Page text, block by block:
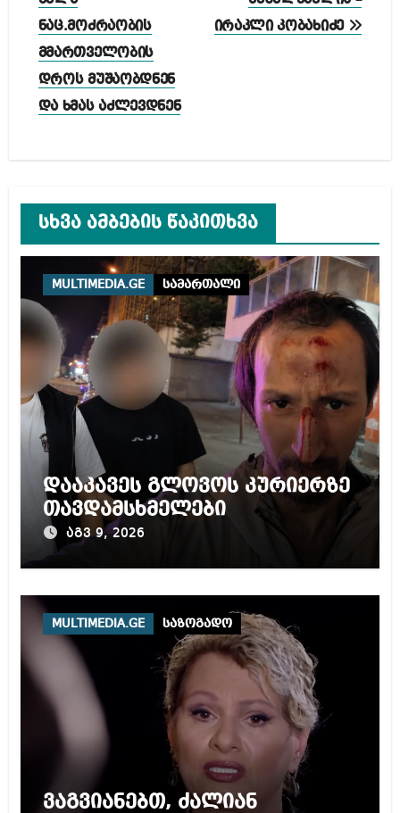
ნაც.მოძრაობის
მმართველობის
დროს მუშაობდნენ
და ხმას აძლევდნენ
ირაკლი კობახიძე
სხვა ამბების წაკითხვა
MULTIMEDIA.GE სამართალი
დააკავეს გლოვოს კურიერზე
თავდამსხმელები
აგვ 9, 2026
MULTIMEDIA.GE საზოგადო
ვაგვიანებთ, ძალიან